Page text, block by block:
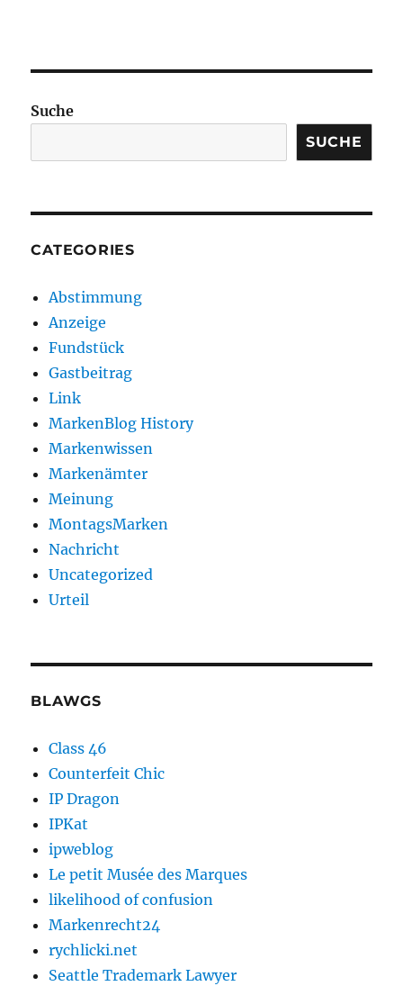
Suche
SUCHE
CATEGORIES
Abstimmung
Anzeige
Fundstück
Gastbeitrag
Link
MarkenBlog History
Markenwissen
Markenämter
Meinung
MontagsMarken
Nachricht
Uncategorized
Urteil
BLAWGS
Class 46
Counterfeit Chic
IP Dragon
IPKat
ipweblog
Le petit Musée des Marques
likelihood of confusion
Markenrecht24
rychlicki.net
Seattle Trademark Lawyer